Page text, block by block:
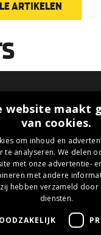
ARTIKELEN
SEIZOEN 26/27
09 SEP 2026
RODA JC
website maakt
van cookies.
om inhoud en
te analyseren. We delen
met onze advertentie-
met andere
hebben verzameld door
diensten.